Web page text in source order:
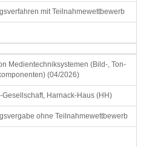
mit Teilnahmewettbewerb
Medientechniksystemen (Bild-, Ton-
(04/2026)
Gesellschaft, Harnack-Haus (HH)
ohne Teilnahmewettbewerb